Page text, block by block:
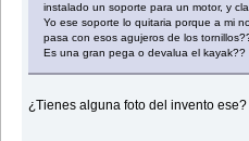
instalado un soporte para un motor, y
Yo ese soporte lo quitaria porque a mi
pasa con esos agujeros de los
Es una gran pega o devalua el kayak??
¿Tienes alguna foto del invento ese?